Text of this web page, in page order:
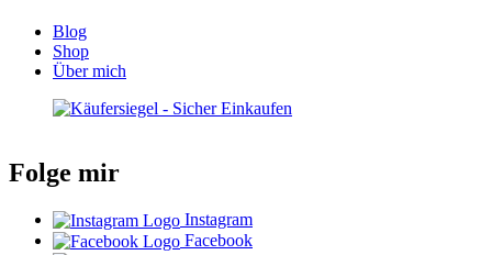
Blog
Shop
Über mich
Folge mir
Instagram
Facebook